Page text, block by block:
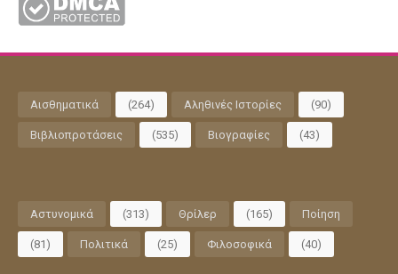
Αισθηματικά (264) Αληθινές Ιστορίες (90)
Βιβλιοπροτάσεις (535) Βιογραφίες (43)
Αστυνομικά (313) Θρίλερ (165) Ποίηση
(81) Πολιτικά (25) Φιλοσοφικά (40)